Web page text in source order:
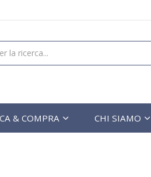
& COMPRA CHI SIAMO